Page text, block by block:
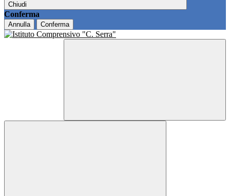
Chiudi
Conferma
Annulla Conferma